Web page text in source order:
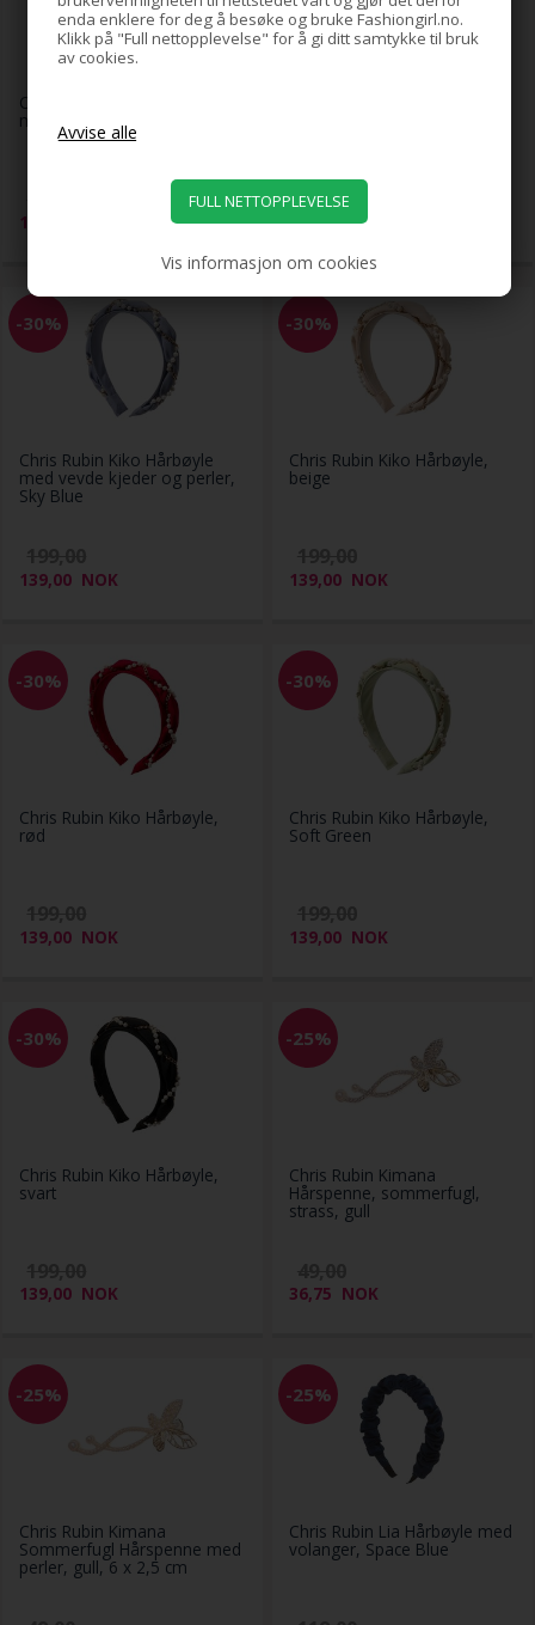
enda enklere for deg å besøke og bruke Fashiongirl.no.
Klikk på "Full nettopplevelse" for å gi ditt samtykke til bruk
av cookies.
Vis informasjon om cookies
Chris Rubin Kiara Hårbøyle
med strass, svart
119,00
159,00
119,00 NOK
-30%
Chris Rubin Kiko Hårbøyle
med vevde kjeder og perler,
Sky Blue
139,00 NOK
-30%
Chris Rubin Kiko Hårbøyle,
beige
139,00 NOK
-30%
Chris Rubin Kiko Hårbøyle,
rød
139,00 NOK
-30%
Chris Rubin Kiko Hårbøyle,
Soft Green
139,00 NOK
-30%
Chris Rubin Kiko Hårbøyle,
svart
139,00 NOK
-25%
Chris Rubin Kimana
Hårspenne, sommerfugl,
strass, gull
36,75 NOK
-25%
Chris Rubin Kimana
Sommerfugl Hårspenne med
perler, gull, 6 x 2,5 cm
-25%
Chris Rubin Lia Hårbøyle med
volanger, Space Blue